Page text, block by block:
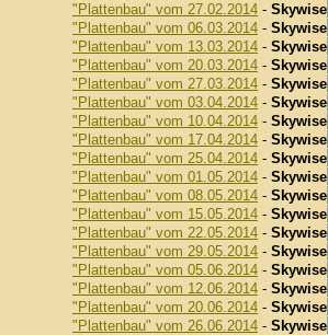
"Plattenbau" vom 27.02.2014 - Skywise
"Plattenbau" vom 06.03.2014 - Skywise
"Plattenbau" vom 13.03.2014 - Skywise
"Plattenbau" vom 20.03.2014 - Skywise
"Plattenbau" vom 27.03.2014 - Skywise
"Plattenbau" vom 03.04.2014 - Skywise
"Plattenbau" vom 10.04.2014 - Skywise
"Plattenbau" vom 17.04.2014 - Skywise
"Plattenbau" vom 25.04.2014 - Skywise
"Plattenbau" vom 01.05.2014 - Skywise
"Plattenbau" vom 08.05.2014 - Skywise
"Plattenbau" vom 15.05.2014 - Skywise
"Plattenbau" vom 22.05.2014 - Skywise
"Plattenbau" vom 29.05.2014 - Skywise
"Plattenbau" vom 05.06.2014 - Skywise
"Plattenbau" vom 12.06.2014 - Skywise
"Plattenbau" vom 20.06.2014 - Skywise
"Plattenbau" vom 26.06.2014 - Skywise